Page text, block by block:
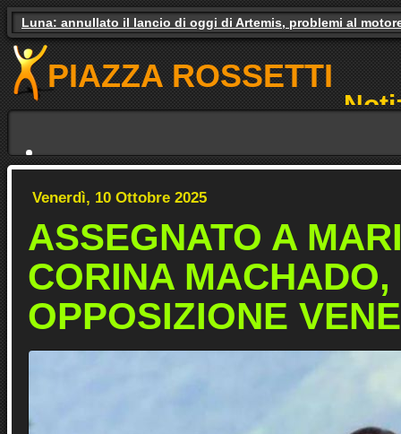
Luna: annullato il lancio di oggi di Artemis, problemi al
Gas e luce, il governo studia gli aiuti. Il pressing dei partiti
PIAZZA ROSSETTI
Venerdì, 10 Ottobre 2025
ASSEGNATO A
CORINA
OPPOSIZIONE